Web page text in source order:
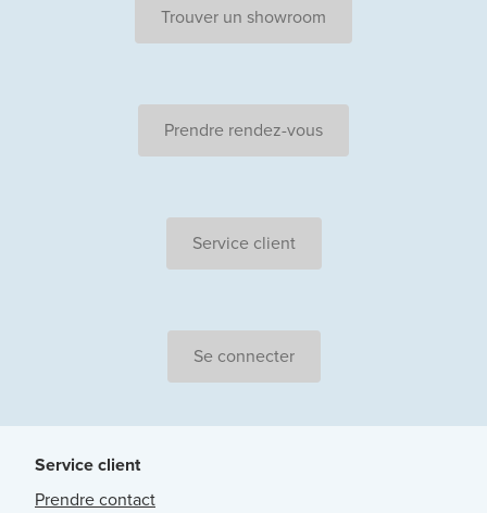
Trouver un showroom
Prendre rendez-vous
Service client
Se connecter
Service client
Prendre contact